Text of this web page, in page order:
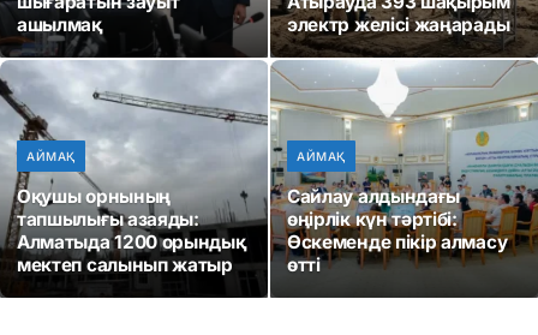
ашылмақ
электр желісі жаңарады
АЙМАҚ
Оқушы орнының
тапшылығы азаяды:
Алматыда 1200 орындық
мектеп салынып жатыр
АЙМАҚ
Сайлау алдындағы
өңірлік күн тәртібі:
Өскеменде пікір алмасу
өтті